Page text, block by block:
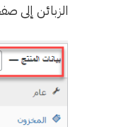
الزبائن إلى